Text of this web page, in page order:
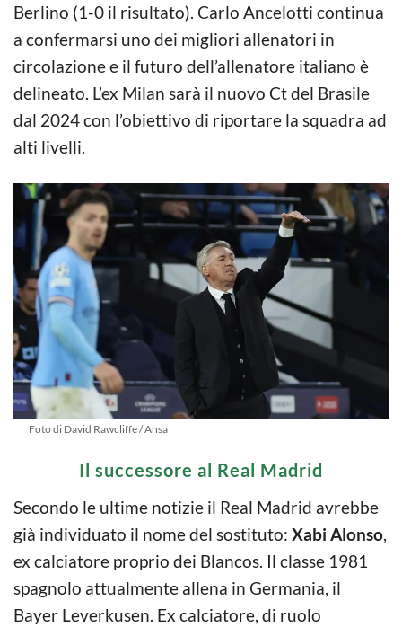
Berlino (1-0 il risultato). Carlo Ancelotti continua
a confermarsi uno dei migliori allenatori in
circolazione e il futuro dell’allenatore italiano è
delineato. L’ex Milan sarà il nuovo Ct del Brasile
dal 2024 con l’obiettivo di riportare la squadra ad
alti livelli.
Foto di David Rawcliffe / Ansa
Il successore al Real Madrid
Secondo le ultime notizie il Real Madrid avrebbe
già individuato il nome del sostituto: Xabi Alonso,
ex calciatore proprio dei Blancos. Il classe 1981
spagnolo attualmente allena in Germania, il
Bayer Leverkusen. Ex calciatore, di ruolo